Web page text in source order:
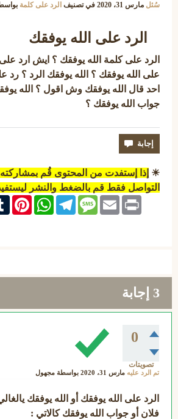
سُئل مارس 31، 2020 في تصنيف الرد على كلمة
الرد على الله يوفقك
الرد على كلمة الله يوفقك ؟ ايش ارد
على الله يوفقك ؟ الله يوفقك الرد ؟ رد
احد قال الله يوفقك وش اقول ؟ الله
جواب الله يوفقك ؟
☀ إذا إستفدت من المحتوى قُم
التواصل فقط قم بالضغط والنشر
WhatsAppTelegramMessageEmail Print
3 إجابة
0
تصويتات
تم الرد عليه مارس 31، 2020 بواسطة مجهول
الرد على الله يوفقك أو الله يوفقك
فلان أو جواب الله يوفقك كالاتي :